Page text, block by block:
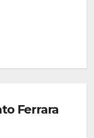
Ferrara